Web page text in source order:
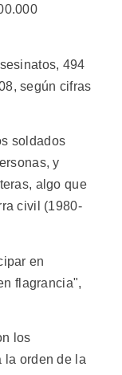
494
según cifras
soldados
y
algo que
civil (1980-
en
flagrancia",
los
la orden de la